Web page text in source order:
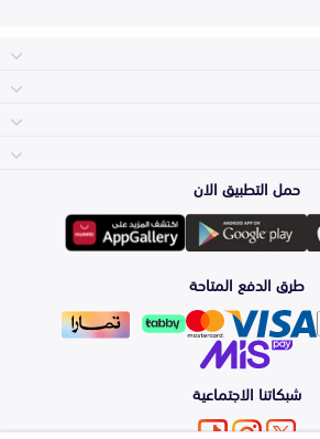
المكائن، القيرات
وملحقاتها
الشمعات
والاصطبات (الاضاءة)
الفرامل والأقمشة
لوازم الرحلات
اكسسوارات العناية
الزيوت و السوائل
الأكثر مبيعاً
التلميع والعناية
تويوتا
هيونداي
كيا
حمل التطبيق الان
طرق الدفع المتاحة
شبكاتنا الاجتماعية